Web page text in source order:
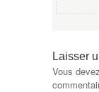
Laisser
Vous devez